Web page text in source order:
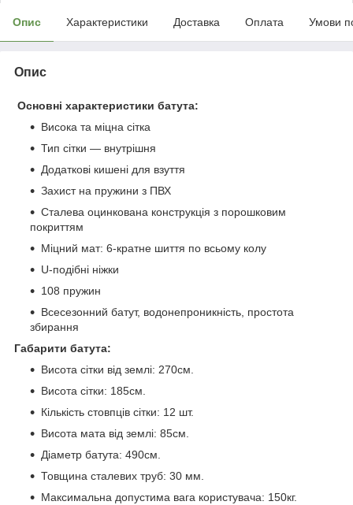
Опис Характеристики Доставка Оплата Умови
Опис
Основні характеристики батута:
Висока та міцна сітка
Тип сітки — внутрішня
Додаткові кишені для взуття
Захист на пружини з ПВХ
Сталева оцинкована конструкція з порошковим
покриттям
Міцний мат: 6-кратне шиття по всьому колу
U-подібні ніжки
108 пружин
Всесезонний батут, водонепроникність, простота
збирання
Габарити батута:
Висота сітки від землі: 270см.
Висота сітки: 185см.
Кількість стовпців сітки: 12 шт.
Висота мата від землі: 85см.
Діаметр батута: 490см.
Товщина сталевих труб: 30 мм.
Максимальна допустима вага користувача: 150кг.